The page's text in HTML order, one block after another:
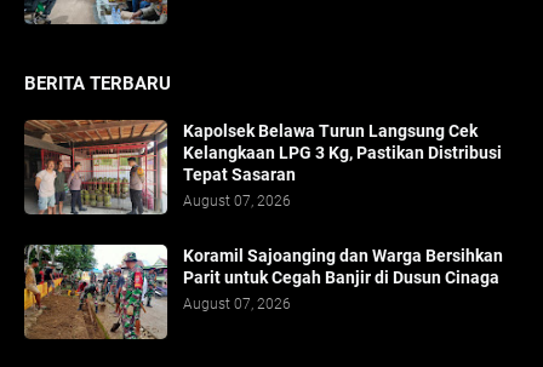
BERITA TERBARU
Kapolsek Belawa Turun Langsung Cek
Kelangkaan LPG 3 Kg, Pastikan Distribusi
Tepat Sasaran
August 07, 2026
Koramil Sajoanging dan Warga Bersihkan
Parit untuk Cegah Banjir di Dusun Cinaga
August 07, 2026